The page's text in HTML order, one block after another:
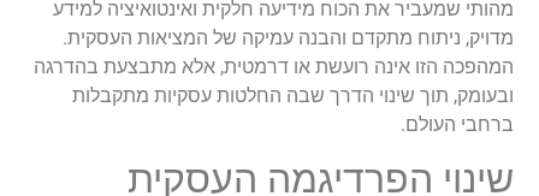
מהותי שמעביר את הכוח מידיעה חלקית ואינטואיציה למידע
מדויק, ניתוח מתקדם והבנה עמיקה של המציאות העסקית.
המהפכה הזו אינה רועשת או דרמטית, אלא מתבצעת בהדרגה
ובעומק, תוך שינוי הדרך שבה החלטות עסקיות מתקבלות
ברחבי העולם.
שינוי הפרדיגמה העסקית